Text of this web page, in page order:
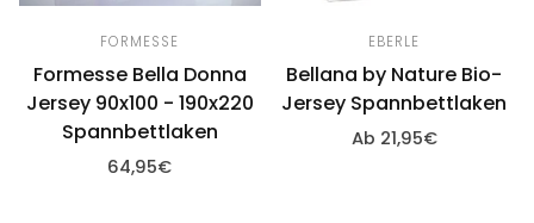
FORMESSE
Formesse Bella Donna
Jersey 90x100 - 190x220
Spannbettlaken
64,95€
EBERLE
Bellana by Nature Bio-
Jersey Spannbettlaken
Ab 21,95€